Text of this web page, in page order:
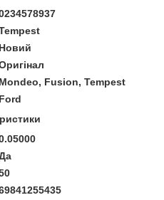
Новий
Mondeo, Fusion, Tempest
Ford